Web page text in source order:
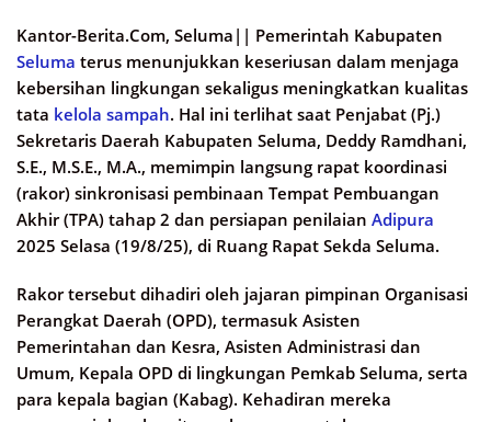
Kantor-Berita.Com, Seluma|| Pemerintah Kabupaten
Seluma terus menunjukkan keseriusan dalam menjaga
kebersihan lingkungan sekaligus meningkatkan kualitas
tata kelola sampah. Hal ini terlihat saat Penjabat (Pj.)
Sekretaris Daerah Kabupaten Seluma, Deddy Ramdhani,
S.E., M.S.E., M.A., memimpin langsung rapat koordinasi
(rakor) sinkronisasi pembinaan Tempat Pembuangan
Akhir (TPA) tahap 2 dan persiapan penilaian Adipura
2025 Selasa (19/8/25), di Ruang Rapat Sekda Seluma.
Rakor tersebut dihadiri oleh jajaran pimpinan Organisasi
Perangkat Daerah (OPD), termasuk Asisten
Pemerintahan dan Kesra, Asisten Administrasi dan
Umum, Kepala OPD di lingkungan Pemkab Seluma, serta
para kepala bagian (Kabag). Kehadiran mereka